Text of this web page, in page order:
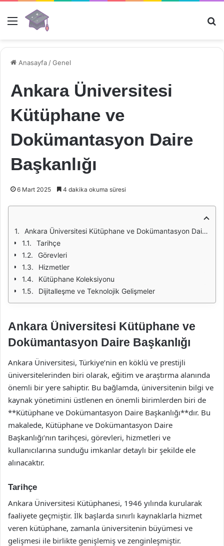
Menü
Anasayfa /Genel
Ankara Üniversitesi
Kütüphane ve
Dokümantasyon Daire
Başkanlığı
6 Mart 2025 4 dakika okuma süresi
Ankara Üniversitesi Kütüphane ve Dokümantasyon Daire Başkanlığı
Tarihçe
Görevleri
Hizmetler
Kütüphane Koleksiyonu
Dijitalleşme ve Teknolojik Gelişmeler
Ankara Üniversitesi Kütüphane ve
Dokümantasyon Daire Başkanlığı
Ankara Üniversitesi, Türkiye’nin en köklü ve prestijli
üniversitelerinden biri olarak, eğitim ve araştırma alanında
önemli bir yere sahiptir. Bu bağlamda, üniversitenin bilgi ve
kaynak yönetimini üstlenen en önemli birimlerden biri de
**Kütüphane ve Dokümantasyon Daire Başkanlığı**dır. Bu
makalede, Kütüphane ve Dokümantasyon Daire
Başkanlığı’nın tarihçesi, görevleri, hizmetleri ve
kullanıcılarına sunduğu imkanlar detaylı bir şekilde ele
alınacaktır.
Tarihçe
Ankara Üniversitesi Kütüphanesi, 1946 yılında kurularak
faaliyete geçmiştir. İlk başlarda sınırlı kaynaklarla hizmet
veren kütüphane, zamanla üniversitenin büyümesi ve
gelişmesi ile birlikte genişlemiş ve zenginleşmiştir.